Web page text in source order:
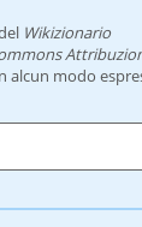
Wikizionario
modo